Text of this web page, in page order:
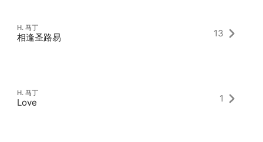
H. 马丁
相逢圣路易 13
H. 马丁
Love 1